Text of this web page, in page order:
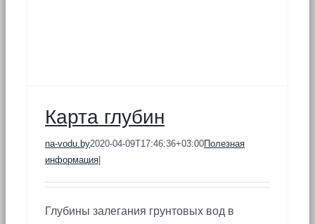
Карта глубин
na-vodu.by2020-04-09T17:46:36+03:00Полезная
информация
Глубины залегания грунтовых вод в